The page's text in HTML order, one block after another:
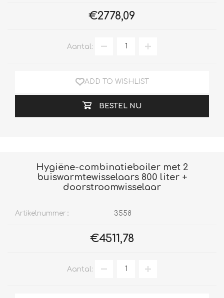
€2778,09
Aantal:
ADD TO WISHLIST
BESTEL NU
Hygiëne-combinatieboiler met 2
buiswarmtewisselaars 800 liter +
doorstroomwisselaar
Artikelnummer:: 3558
€4511,78
Aantal: